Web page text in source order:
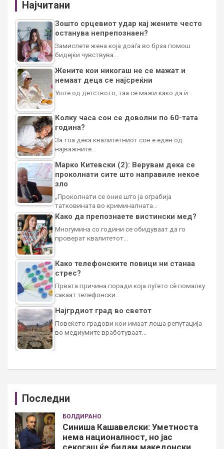
Најчитани
Зошто срцевиот удар кај жените често
останува непрепознаен?
Замислете жена која доаѓа во брза помош
бидејќи чувствува…
Жените кои никогаш не се мажат и
немаат деца се најсреќни
Уште од детството, таа се мажи како да ѝ…
Колку часа сон се доволни по 60-тата
година?
За тоа дека квалитетниот сон е еден од
најважните…
Марко Китевски (2): Верувам дека се
проколнати сите што направиле некое
зло
„Проколнати се оние што ја ограбија
татковината во криминалната…
Како да препознаете вистински мед?
Многумина со години се обидуваат да го
проверат квалитетот…
Како телефонските повици ни станаа
стрес?
Првата причина поради која луѓето сè помалку
сакаат телефонски…
Најгрдиот град во светот
Повеќето градови кои имаат лоша репутација
во медиумите вработуваат…
Последни
БОЛДИРАНО
Синиша Кашавелски: Уметноста
нема националност, но јас
секогаш ќе бидам македонски